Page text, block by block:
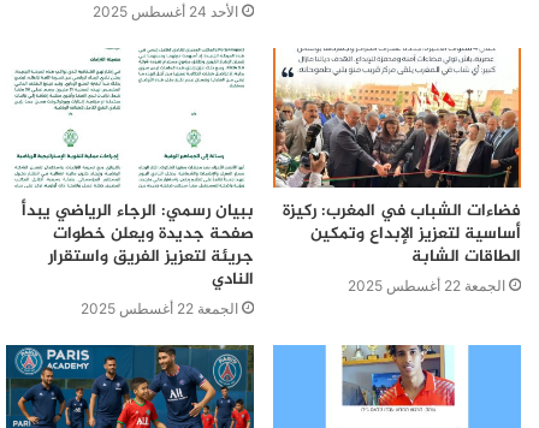
الأحد 24 أغسطس 2025
فضاءات الشباب في المغرب: ركيزة
أساسية لتعزيز الإبداع وتمكين
الطاقات الشابة
الجمعة 22 أغسطس 2025
ببيان رسمي: الرجاء الرياضي يبدأ
صفحة جديدة ويعلن خطوات
جريئة لتعزيز الفريق واستقرار
النادي
الجمعة 22 أغسطس 2025